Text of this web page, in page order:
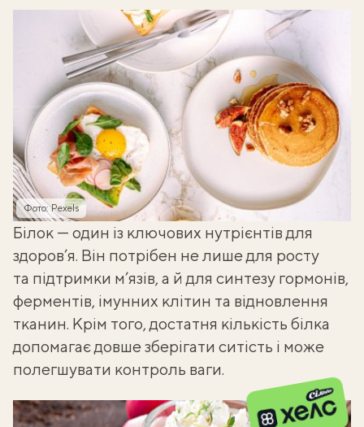
Фото: Pexels
Білок — один із ключових нутрієнтів для
здоров’я. Він потрібен не лише для росту
та підтримки м’язів, а й для синтезу гормонів,
ферментів, імунних клітин та відновлення
тканин. Крім того, достатня кількість білка
допомагає довше зберігати ситість і може
полегшувати контроль ваги.